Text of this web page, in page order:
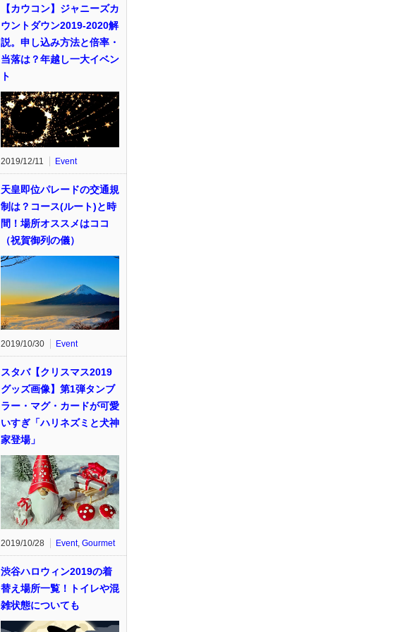
【カウコン】ジャニーズカ
ウントダウン2019-2020解
説。申し込み方法と倍率・
当落は？年越し一大イベン
ト
2019/12/11 Event
天皇即位パレードの交通規
制は？コース(ルート)と時
間！場所オススメはココ
（祝賀御列の儀）
2019/10/30 Event
スタバ【クリスマス2019
グッズ画像】第1弾タンブ
ラー・マグ・カードが可愛
いすぎ「ハリネズミと犬神
家登場」
2019/10/28 Event, Gourmet
渋谷ハロウィン2019の着
替え場所一覧！トイレや混
雑状態についても